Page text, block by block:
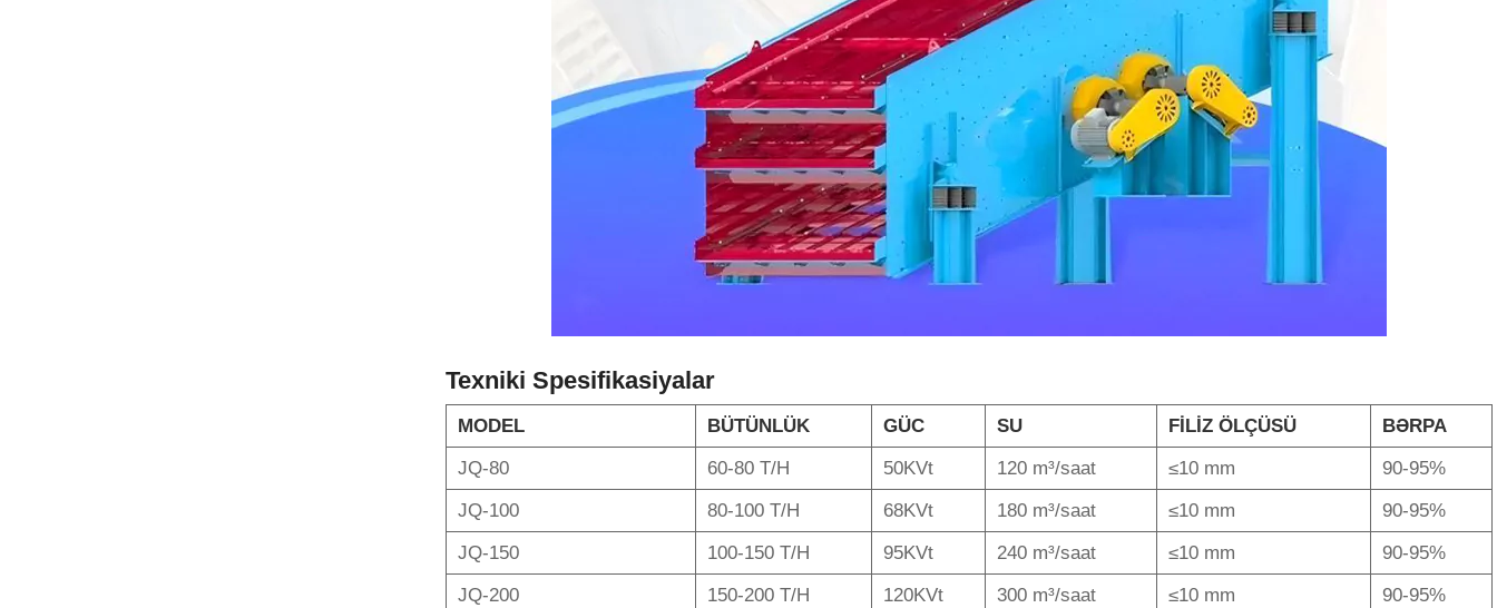
Texniki Spesifikasiyalar
MODEL BÜTÜNLÜK GÜC SU FİLİZ ÖLÇÜSÜ
BƏRPA
JQ-80
60-80 T/H 50KVt 120 m³/saat ≤10 mm
90-95%
JQ-100
80-100 T/H 68KVt 180 m³/saat ≤10 mm
90-95%
JQ-150
100-150 T/H 95KVt 240 m³/saat ≤10 mm
90-95%
JQ-200
150-200 T/H 120KVt 300 m³/saat ≤10 mm
90-95%